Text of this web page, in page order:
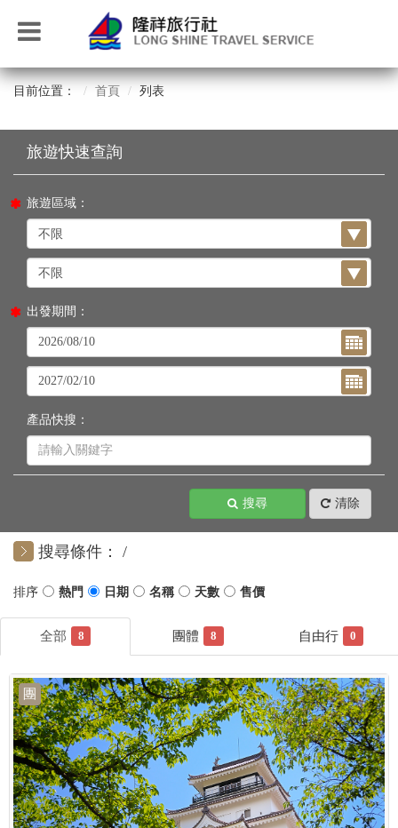
目前位置： 首頁 列表
旅遊區域：
出發期間：
產品快搜：
搜尋 清除
搜尋條件：
8 8 0
團